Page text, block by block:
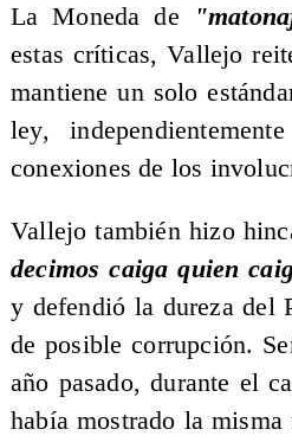
La Moneda de
estas críticas, Vallejo
mantiene un solo
ley,
conexiones de los
Vallejo también hizo
decimos caiga quien
y defendió la dureza del
de posible corrupción.
año pasado, durante el
había mostrado la